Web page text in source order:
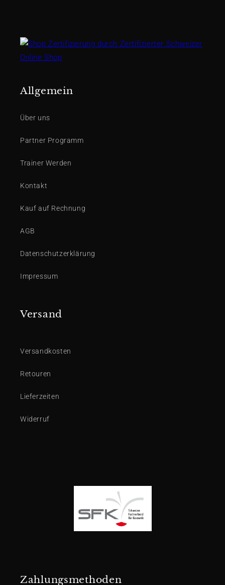
Allgemein
Über uns
Partner Programm
Trainer Werden
Kontakt
Kauf auf Rechnung
AGB
Datenschutzerklärung
Impressum
Versand
Versandkosten
Retouren
Lieferzeiten
Widerruf
Zahlungsmethoden